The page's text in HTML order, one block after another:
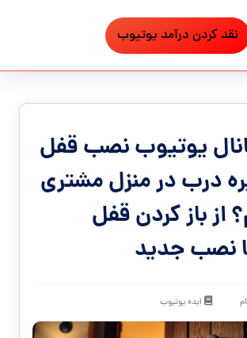
نقد کردن درآمد یوتیوب
یوتیوب نصب قفل
درب در منزل مشتری
از باز کردن قفل
نصب جدید
ایده یوتیوب